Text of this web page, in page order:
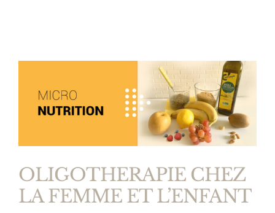
OLIGOTHERAPIE CHEZ
LA FEMME ET L’ENFANT